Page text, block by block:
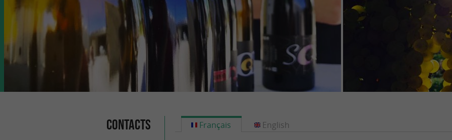
Contacts Français English